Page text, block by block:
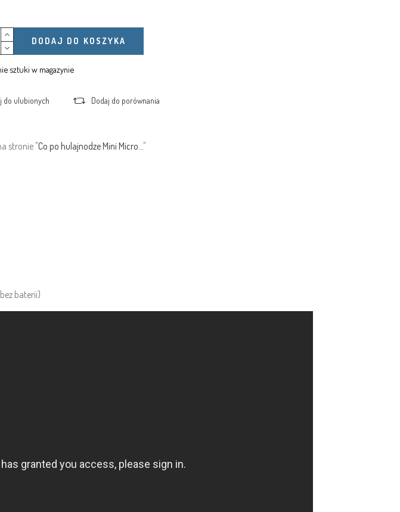
DODAJ DO KOSZYKA
sztuki w magazynie
do ulubionych Dodaj do porównania
stronie "Co po hulajnodze Mini Micro..."
baterii)